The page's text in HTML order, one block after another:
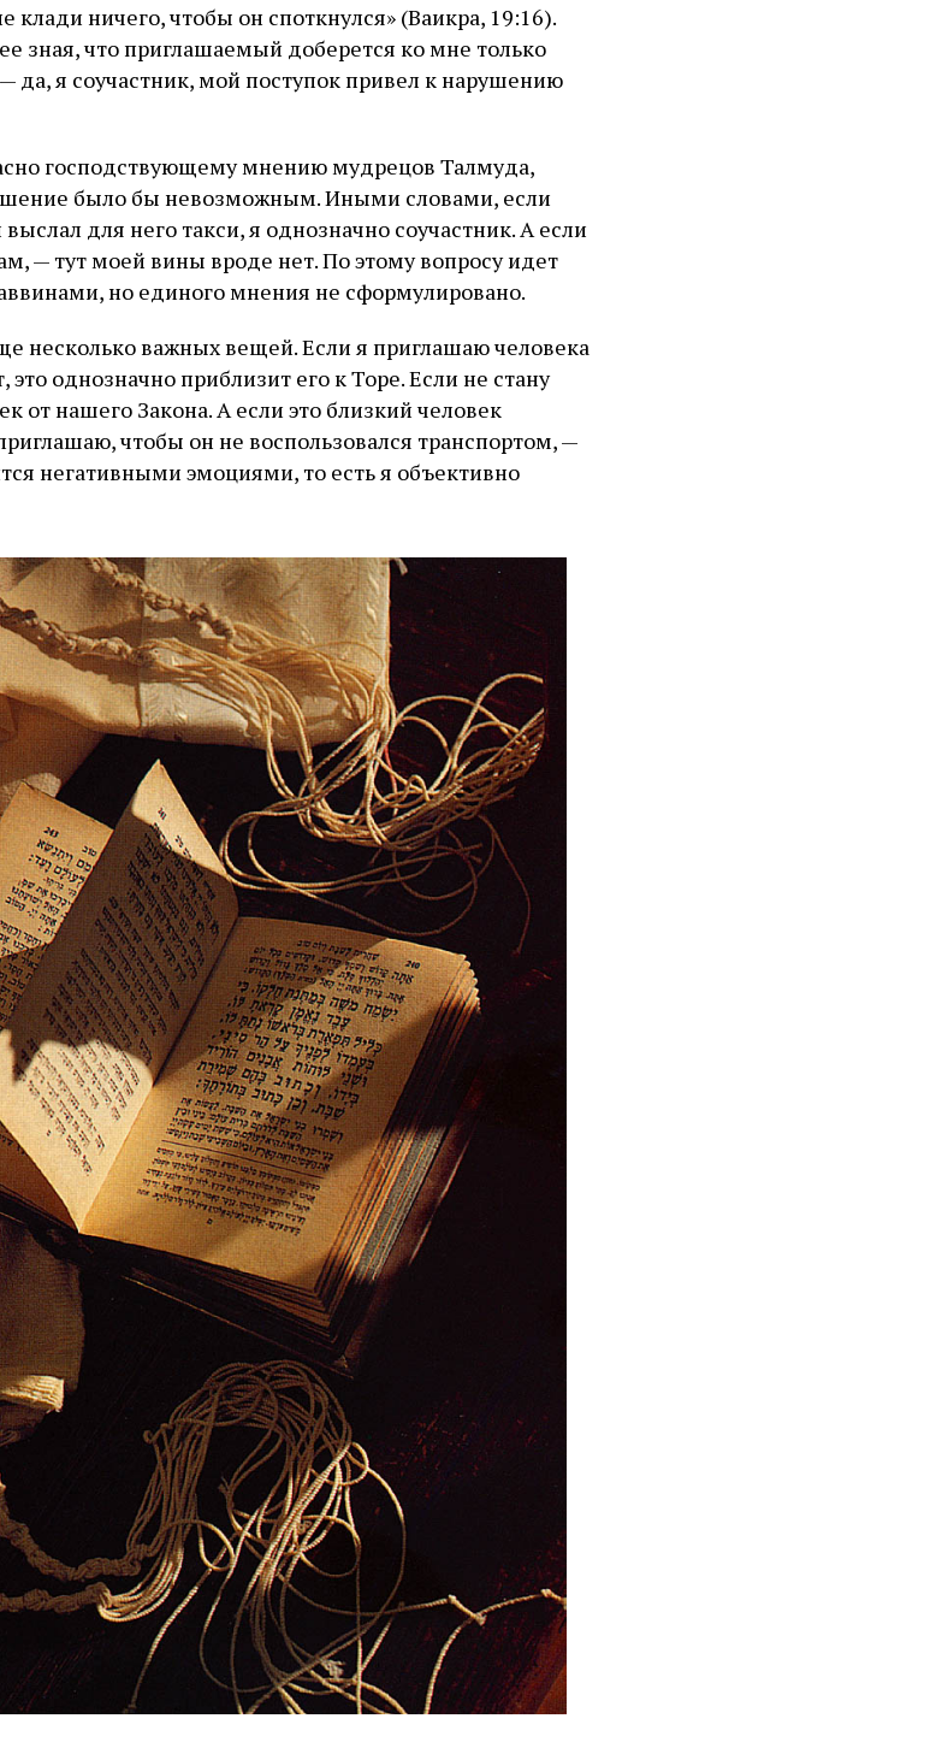
ничего, чтобы он споткнулся» (Ваикра, 19:16).
зная, что приглашаемый доберется ко мне только
да, я соучастник, мой поступок привел к нарушению
господствующему мнению мудрецов Талмуда,
было бы невозможным. Иными словами, если
для него такси, я однозначно соучастник. А если
— тут моей вины вроде нет. По этому вопросу идет
но единого мнения не сформулировано.
несколько важных вещей. Если я приглашаю человека
однозначно приблизит его к Торе. Если не стану
от нашего Закона. А если это близкий человек
чтобы он не воспользовался транспортом, —
негативными эмоциями, то есть я объективно